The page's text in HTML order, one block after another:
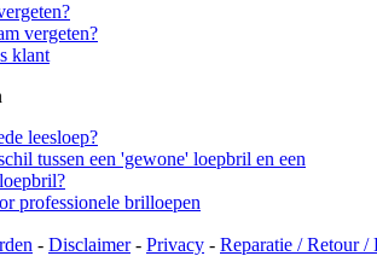
vergeten?
klant
leesloep?
tussen een 'gewone' loepbril en een
professionele brilloepen
- Disclaimer- Privacy - Reparatie / Retour /